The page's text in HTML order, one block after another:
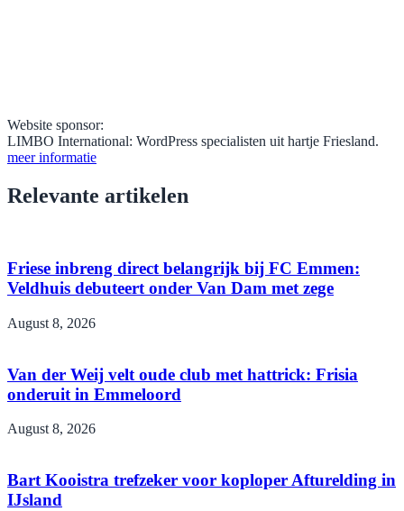
Website sponsor:
LIMBO International: WordPress specialisten uit hartje Friesland.
meer informatie
Relevante artikelen
Friese inbreng direct belangrijk bij FC Emmen:
Veldhuis debuteert onder Van Dam met zege
August 8, 2026
Van der Weij velt oude club met hattrick: Frisia
onderuit in Emmeloord
August 8, 2026
Bart Kooistra trefzeker voor koploper Afturelding in
IJsland